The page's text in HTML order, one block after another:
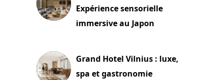
Expérience sensorielle
immersive au Japon
Grand Hotel Vilnius : luxe,
spa et gastronomie